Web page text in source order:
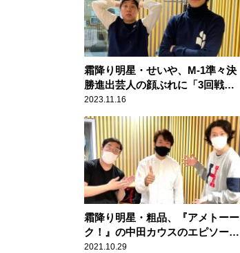
霜降り明星・せいや、M-1準々決
勝進出芸人の顔ぶれに「3回戦っ
て厳しいんですよね」
2023.11.16
霜降り明星・粗品、『アメトーー
ク！』の中田カウスのエピソード
は“本人公式”
2021.10.29